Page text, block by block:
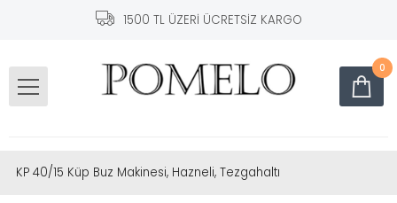
1500 TL ÜZERİ ÜCRETSİZ KARGO
0
KP 40/15 Küp Buz Makinesi, Hazneli, Tezgahaltı